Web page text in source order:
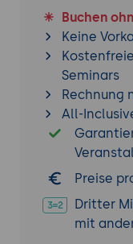
Abspielen
in die
Abspielen
Steuerung
der Music-
Grundlagen
der
Buchen
Keine
Seminars
Rechnung
All-
Preise
Dritter
mit